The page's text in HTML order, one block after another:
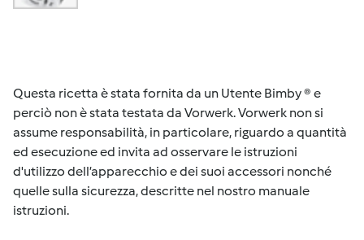
Questa ricetta è stata fornita da un Utente Bimby ® e
perciò non è stata testata da Vorwerk. Vorwerk non si
assume responsabilità, in particolare, riguardo a quantità
ed esecuzione ed invita ad osservare le istruzioni
d'utilizzo dell’apparecchio e dei suoi accessori nonché
quelle sulla sicurezza, descritte nel nostro manuale
istruzioni.